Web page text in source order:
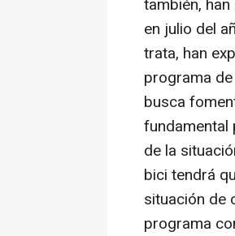
en julio del
trata, han
programa
busca
fundamental
de la
bici tendrá
situación de
programa